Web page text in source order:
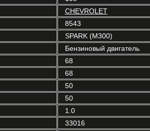
CHEVROLET
8543
SPARK (M300)
Бензиновый двигатель
68
68
50
50
1.0
33016